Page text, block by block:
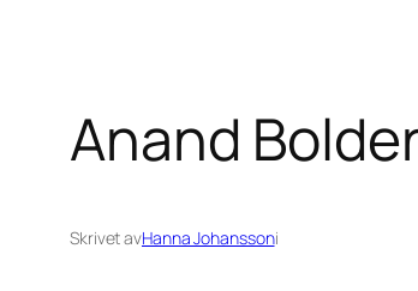
Anand
Skrivet avHanna Johanssoni